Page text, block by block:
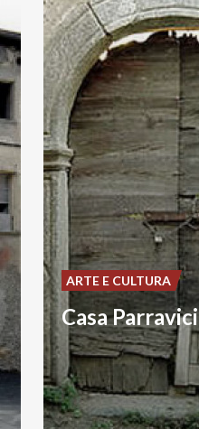
Casa
ARTE E CULTURA